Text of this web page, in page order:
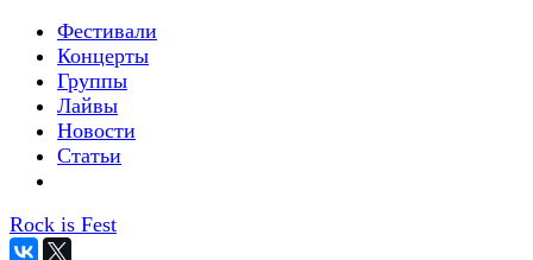
Фестивали
Концерты
Группы
Лайвы
Новости
Статьи
Rock is Fest